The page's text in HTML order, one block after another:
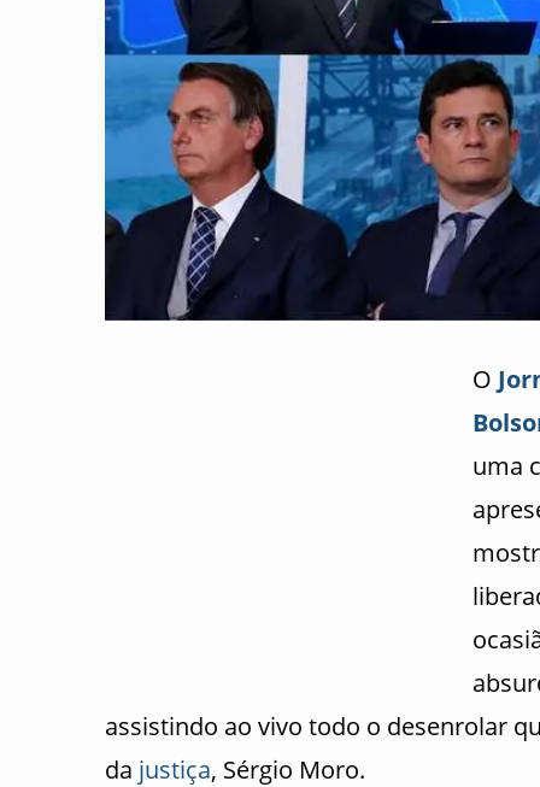
O
uma
assistindo ao vivo todo o desenrolar
da justiça, Sérgio Moro.